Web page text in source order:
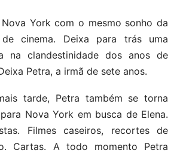
York com o mesmo sonho da
cinema. Deixa para trás uma
na clandestinidade dos anos de
Petra, a irmã de sete anos.
tarde, Petra também se torna
Nova York em busca de Elena.
Filmes caseiros, recortes de
Cartas. A todo momento Petra